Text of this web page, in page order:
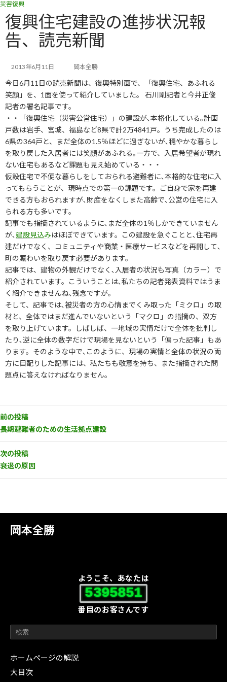
コ
ン
テ
ン
ッ
プ
ナ
ビ
ゲ
ー
移
動
岡本全勝
ようこそ、あなたは
5395851
番目のお客さんです
ホームページの解説
大目次
災害復興
復興住宅建設の進捗状況報
告、読売新聞
2013年6月11日 岡本全勝
今日6月11日の読売新聞は、復興特別面で、「復興住宅、あふれる
笑顔」を、1面を使って紹介していました。 石川剛記者と今井正俊
記者の署名記事です。
・・「復興住宅（災害公営住宅）」の建設が､本格化している｡計画
戸数は岩手、宮城、福島など8県で計2万4841戸。うち完成したのは
6県の364戸と、まだ全体の1.5％ほどに過ぎないが､穏やかな暮らし
を取り戻した入居者には笑顔があふれる｡一方で、入居希望者が現れ
ない住宅もあるなど課題も見え始めている・・・
仮設住宅で不便な暮らしをしておられる避難者に､本格的な住宅に入
ってもらうことが、現時点での第一の課題です。ご自身で家を再建
できる方もおられますが､財産をなくしまた高齢で､公営の住宅に入
られる方も多いです。
記事でも指摘されているように､まだ全体の1％しかできていません
が､建設見込みはほぼできています。この建設を急ぐことと､住宅再
建だけでなく、コミュニティや商業・医療サービスなどを再開して､
町の賑わいを取り戻す必要があります。
記事では、建物の外観だけでなく､入居者の状況も写真（カラー）で
紹介されています。こういうことは､私たちの記者発表資料ではうま
く紹介できませんね､残念ですが。
そして、記事では､被災者の方の心情までくみ取った「ミクロ」の取
材と、全体ではまだ進んでいないという「マクロ」の指摘の、双方
を取り上げています。しばしば、一地域の実情だけで全体を批判し
たり､逆に全体の数字だけで現場を見ないという「偏った記事」もあ
ります。そのような中で､このように、現場の実情と全体の状況の両
方に目配りした記事には、私たちも敬意を持ち、また指摘された問
題点に答えなければなりません。
前の投稿
長期避難者のための生活拠点建設
次の投稿
衰退の原因